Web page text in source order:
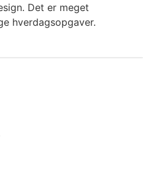
Det er meget
hverdagsopgaver.